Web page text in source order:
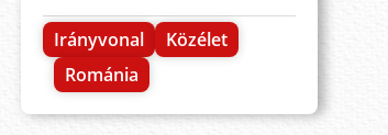
Irányvonal
Közélet
Románia